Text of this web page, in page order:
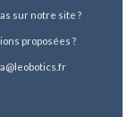
sur notre site ?
proposées ?